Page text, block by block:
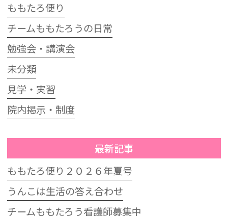
ももたろ便り
チームももたろうの日常
勉強会・講演会
未分類
見学・実習
院内掲示・制度
最新記事
ももたろ便り２０２６年夏号
うんこは生活の答え合わせ
チームももたろう看護師募集中